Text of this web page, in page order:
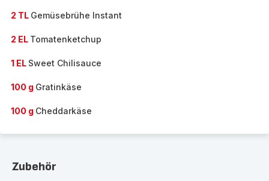
2 TL Gemüsebrühe Instant
2 EL Tomatenketchup
1 EL Sweet Chilisauce
100 g Gratinkäse
100 g Cheddarkäse
Zubehör